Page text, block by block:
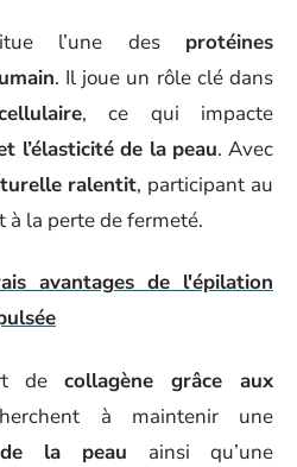
l’une des protéines
. Il joue un rôle clé dans
, ce qui impacte
l’élasticité de la peau. Avec
ralentit, participant au
à la perte de fermeté.
avantages de l'épilation
de collagène grâce aux
à maintenir une
la peau ainsi qu’une